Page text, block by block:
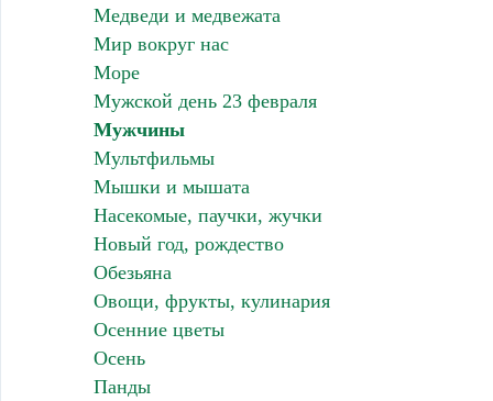
Медведи и медвежата
Мир вокруг нас
Море
Мужской день 23 февраля
Мужчины
Мультфильмы
Мышки и мышата
Насекомые, паучки, жучки
Новый год, рождество
Обезьяна
Овощи, фрукты, кулинария
Осенние цветы
Осень
Панды